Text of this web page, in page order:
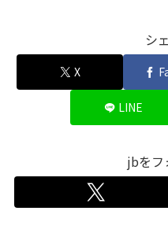
シ
X
LINE
jbをフ